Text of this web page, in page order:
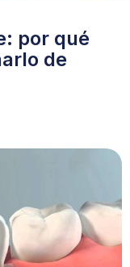
por qué
de